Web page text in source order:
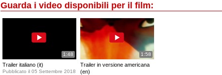
Guarda i video disponibili per il film:
1:48
Trailer italiano (it)
Pubblicato il 05 Settembre 2018
1:58
Trailer in versione americana
(en)